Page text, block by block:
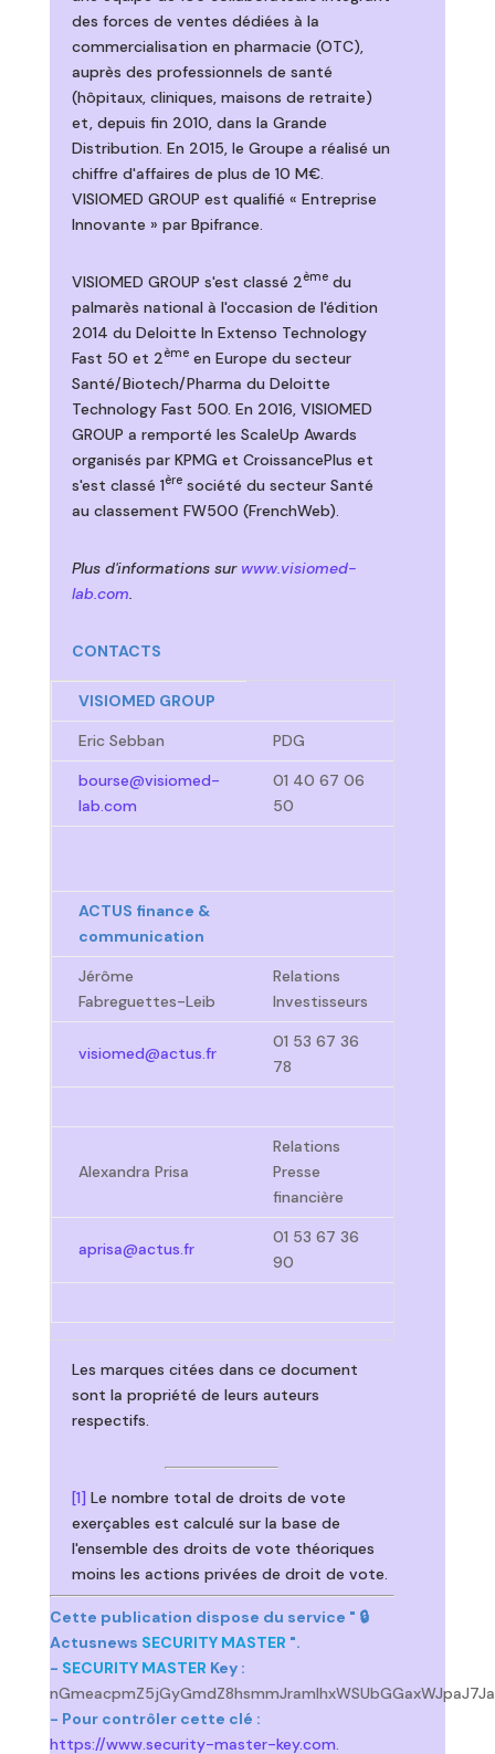
des forces de ventes dédiées à la
commercialisation en pharmacie (OTC),
auprès des professionnels de santé
(hôpitaux, cliniques, maisons de retraite)
et, depuis fin 2010, dans la Grande
Distribution. En 2015, le Groupe a réalisé un
chiffre d'affaires de plus de 10 M€.
VISIOMED GROUP est qualifié « Entreprise
Innovante » par Bpifrance.
VISIOMED GROUP s'est classé 2èmedu
palmarès national à l'occasion de l'édition
2014 du Deloitte In Extenso Technology
Fast 50 et 2èmeen Europe du secteur
Santé/Biotech/Pharma du Deloitte
Technology Fast 500. En 2016, VISIOMED
GROUP a remporté les ScaleUp Awards
organisés par KPMG et CroissancePlus et
s'est classé 1èresociété du secteur Santé
au classement FW500 (FrenchWeb).
Plus d'informations sur www.visiomed-
lab.com
CONTACTS
VISIOMED GROUP
Eric Sebban
PDG
bourse@visiomed-
lab.com
01 40 67 06
50
ACTUS finance &
communication
Jérôme
Fabreguettes-Leib
Relations
Investisseurs
visiomed@actus.fr
01 53 67 36
78
Alexandra Prisa
Relations
Presse
financière
aprisa@actus.fr
01 53 67 36
90
Les marques citées dans ce document
sont la propriété de leurs auteurs
respectifs.
[1] Le nombre total de droits de vote
exerçables est calculé sur la base de
l'ensemble des droits de vote théoriques
moins les actions privées de droit de vote.
Cette publication dispose du service " 🔒
Actusnews SECURITY MASTER ".
- SECURITY MASTER Key :
- Pour contrôler cette clé :
https://www.security-master-key.com